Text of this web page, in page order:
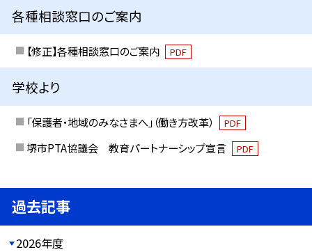
各種相談窓口のご案内
【修正】各種相談窓口のご案内 PDF
学校より
「保護者・地域のみなさまへ」（働き方改革） PDF
堺市PTA協議会 教育パートナーシップ宣言 PDF
過去記事
2026年度